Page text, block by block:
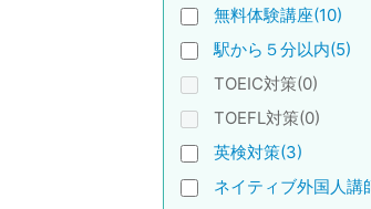
無料体験講座(10)
駅から５分以内(5)
TOEIC対策(0)
TOEFL対策(0)
英検対策(3)
ネイティブ外国人講